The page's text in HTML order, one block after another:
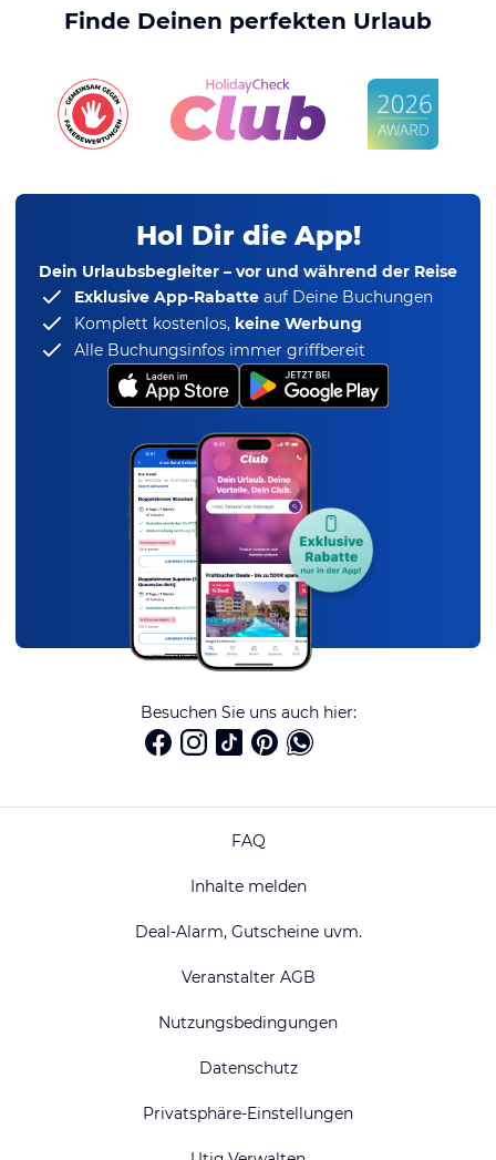
Finde Deinen perfekten Urlaub
Hol Dir die App!
Dein Urlaubsbegleiter – vor und während der Reise
Exklusive App-Rabatte auf Deine Buchungen
Komplett kostenlos, keine Werbung
Alle Buchungsinfos immer griffbereit
Besuchen Sie uns auch hier:
FAQ
Inhalte melden
Deal-Alarm, Gutscheine uvm.
Veranstalter AGB
Nutzungsbedingungen
Datenschutz
Privatsphäre-Einstellungen